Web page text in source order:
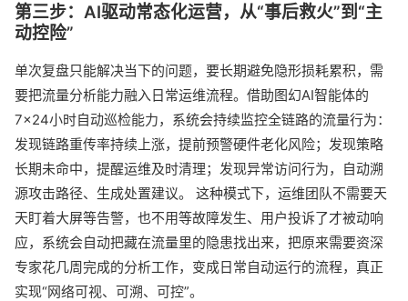
第三步：AI驱动常态化运营，从“事后救火”到“主
动控险”
单次复盘只能解决当下的问题，要长期避免隐形损耗累积，需
要把流量分析能力融入日常运维流程。借助图幻AI智能体的
7×24小时自动巡检能力，系统会持续监控全链路的流量行为：
发现链路重传率持续上涨，提前预警硬件老化风险；发现策略
长期未命中，提醒运维及时清理；发现异常访问行为，自动溯
源攻击路径、生成处置建议。 这种模式下，运维团队不需要天
天盯着大屏等告警，也不用等故障发生、用户投诉了才被动响
应，系统会自动把藏在流量里的隐患找出来，把原来需要资深
专家花几周完成的分析工作，变成日常自动运行的流程，真正
实现“网络可视、可溯、可控”。